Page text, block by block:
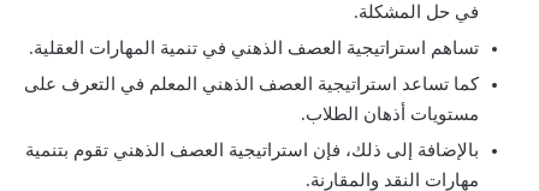
في حل المشكلة.
تساهم استراتيجية العصف الذهني في تنمية المهارات العقلية.
كما تساعد استراتيجية العصف الذهني المعلم في التعرف على
مستويات أذهان الطلاب.
بالإضافة إلى ذلك، فإن استراتيجية العصف الذهني تقوم بتنمية
مهارات النقد والمقارنة.